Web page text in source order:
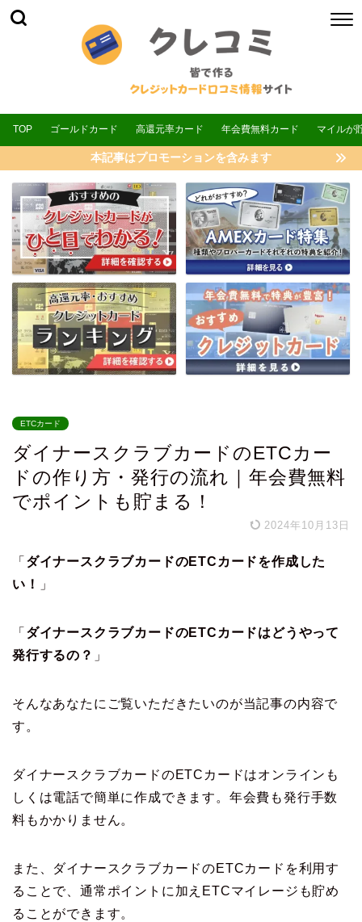
TOP ゴールドカード 高還元率カード 年会費無料カード マイルが
本記事はプロモーションを含みます
ETCカード
ダイナースクラブカードのETCカー
ドの作り方・発行の流れ｜年会費無料
でポイントも貯まる！
2024年10月13日
「 ダイナースクラブカードのETCカードを作成した
い！
」
「 ダイナースクラブカードのETCカードはどうやって
発行するの？ 」
そんなあなたにご覧いただきたいのが当記事の内容で
す。
ダイナースクラブカードのETCカードはオンラインも
しくは電話で簡単に作成できます。年会費も発行手数
料もかかりません。
また、ダイナースクラブカードのETCカードを利用す
ることで、通常ポイントに加えETCマイレージも貯め
ることができます。